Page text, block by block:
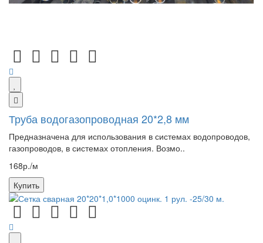
Труба водогазопроводная 20*2,8 мм
Предназначена для использования в системах водопроводов,
газопроводов, в системах отопления. Возмо..
168р./м
Купить